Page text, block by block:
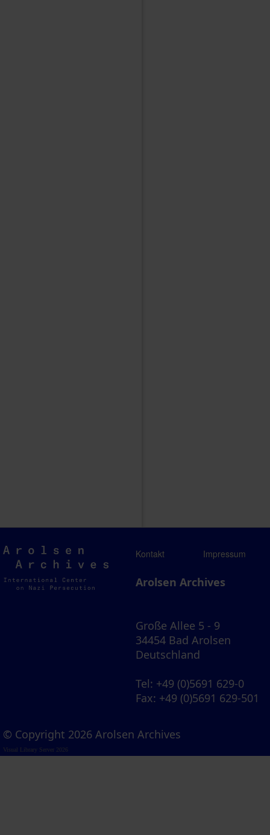
Arolsen
Archives
Kontakt Impressum
Arolsen Archives
Große Allee 5 - 9
34454 Bad Arolsen
Deutschland
Tel: +49 (0)5691 629-0
Fax: +49 (0)5691 629-501
© Copyright 2026 Arolsen Archives
Visual Library Server 2026